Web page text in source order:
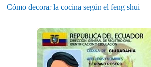
Cómo decorar la cocina según el feng shui